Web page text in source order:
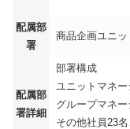
配属部
署
商品企画ユニ
配属部
署詳細
部署構成
ユニットマネ
グループマネ
その他社員23